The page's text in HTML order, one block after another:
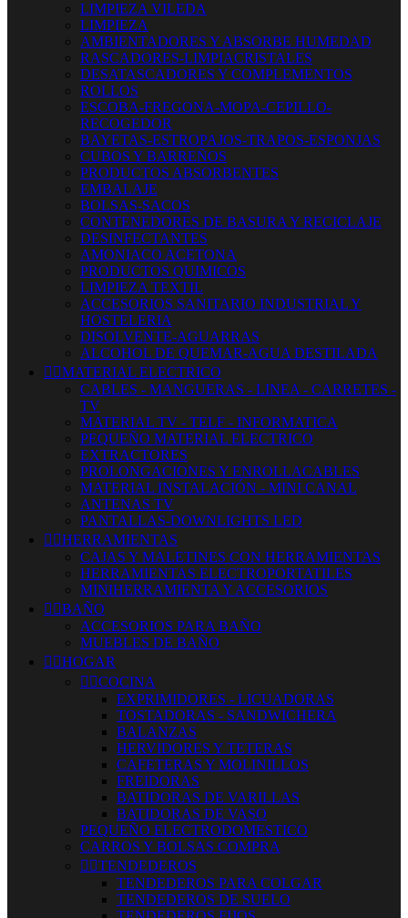
LIMPIEZA VILEDA
LIMPIEZA
AMBIENTADORES Y ABSORBE HUMEDAD
RASCADORES-LIMPIACRISTALES
DESATASCADORES Y COMPLEMENTOS
ROLLOS
ESCOBA-FREGONA-MOPA-CEPILLO-
RECOGEDOR
BAYETAS-ESTROPAJOS-TRAPOS-ESPONJAS
CUBOS Y BARREÑOS
PRODUCTOS ABSORBENTES
EMBALAJE
BOLSAS-SACOS
CONTENEDORES DE BASURA Y RECICLAJE
DESINFECTANTES
AMONIACO ACETONA
PRODUCTOS QUIMICOS
LIMPIEZA TEXTIL
ACCESORIOS SANITARIO INDUSTRIAL Y
HOSTELERIA
DISOLVENTE-AGUARRAS
ALCOHOL DE QUEMAR-AGUA DESTILADA
 MATERIAL ELECTRICO
CABLES - MANGUERAS - LINEA - CARRETES -
TV
MATERIAL TV - TELF - INFORMATICA
PEQUEÑO MATERIAL ELECTRICO
EXTRACTORES
PROLONGACIONES Y ENROLLACABLES
MATERIAL INSTALACIÓN - MINI CANAL
ANTENAS TV
PANTALLAS-DOWNLIGHTS LED
 HERRAMIENTAS
CAJAS Y MALETINES CON HERRAMIENTAS
HERRAMIENTAS ELECTROPORTATILES
MINIHERRAMIENTA Y ACCESORIOS
 BAÑO
ACCESORIOS PARA BAÑO
MUEBLES DE BAÑO
 HOGAR
 COCINA
EXPRIMIDORES - LICUADORAS
TOSTADORAS - SANDWICHERA
BALANZAS
HERVIDORES Y TETERAS
CAFETERAS Y MOLINILLOS
FREIDORAS
BATIDORAS DE VARILLAS
BATIDORAS DE VASO
PEQUEÑO ELECTRODOMESTICO
CARROS Y BOLSAS COMPRA
 TENDEDEROS
TENDEDEROS PARA COLGAR
TENDEDEROS DE SUELO